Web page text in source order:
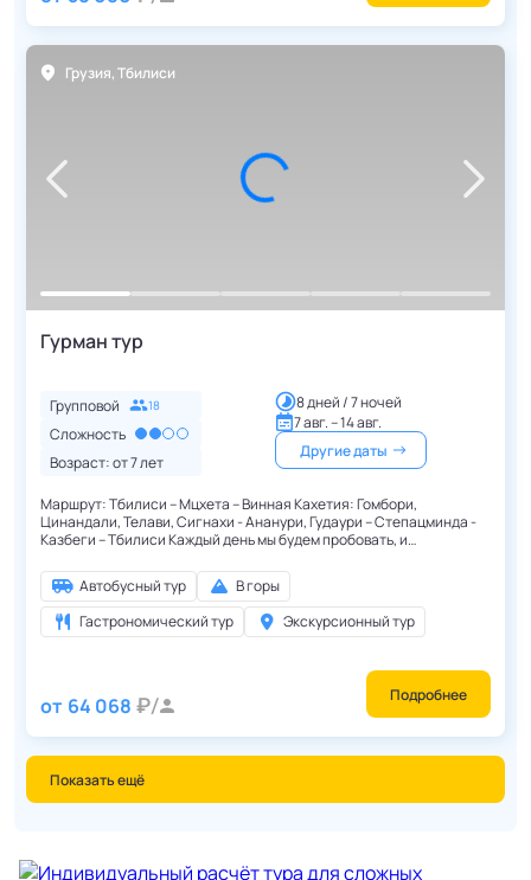
Грузия,Тбилиси
Гурман тур
Групповой 18
Сложность
Возраст: от7лет
8 дней / 7 ночей
7 авг. – 14 авг.
Другие даты
Маршрут: Тбилиси – Мцхета – Винная Кахетия: Гомбори,
Цинандали, Телави, Сигнахи - Ананури, Гудаури – Степацминда -
Казбеги – Тбилиси Каждый день мы будем пробовать, и
Автобусный тур
В горы
Гастрономический тур
Экскурсионный тур
от 64 068 Подробнее
Показать ещё